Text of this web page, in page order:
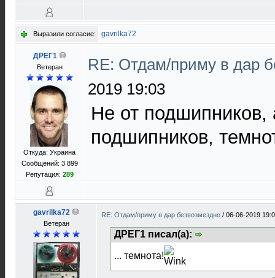
Выразили согласие: gavrilka72
ДРЕГ1
Bетеран
Откуда: Украина
Сообщений: 3 899
Репутация: 289
RE: Отдам/приму в дар
2019 19:03
Не от подшипников,
подшипников,
gavrilka72
Ветеран
RE: Отдам/приму в дар безвозмездно / 06-06-2019
ДРЕГ1 писал(а):
... темнота!